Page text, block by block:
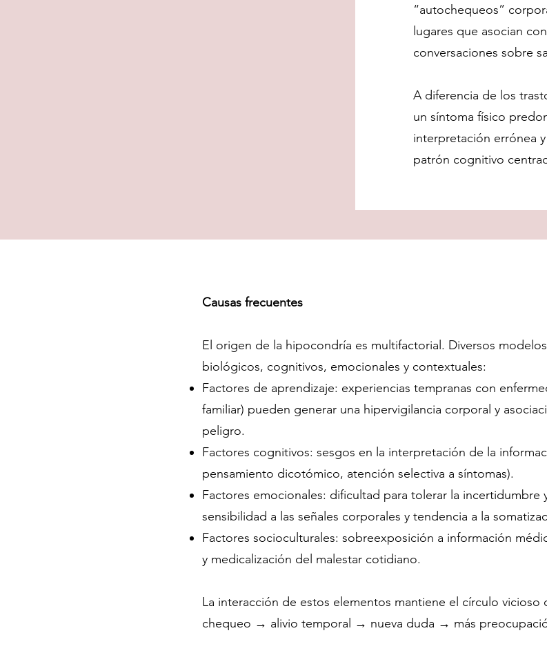
“autochequeos”
lugares que asocian
conversaciones sobre
A diferencia de los
un síntoma físico
interpretación errónea
patrón cognitivo
Causas frecuentes
El origen de la hipocondría es multifactorial. Diversos
biológicos, cognitivos, emocionales y contextuales:
Factores de aprendizaje: experiencias tempranas con
familiar) pueden generar una hipervigilancia corporal y
peligro.
Factores cognitivos: sesgos en la interpretación de la
pensamiento dicotómico, atención selectiva a síntomas).
Factores emocionales: dificultad para tolerar la incertidumbre
sensibilidad a las señales corporales y tendencia a la
Factores socioculturales: sobreexposición a información
y medicalización del malestar cotidiano.
La interacción de estos elementos mantiene el círculo
chequeo → alivio temporal → nueva duda → más